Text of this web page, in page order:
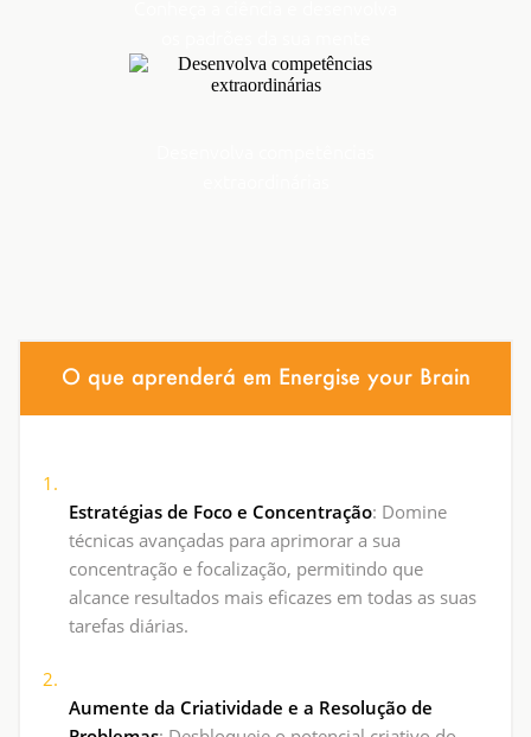
O que aprenderá em Energise your Brain
Estratégias de Foco e Concentração: Domine
técnicas avançadas para aprimorar a sua
concentração e focalização, permitindo que
alcance resultados mais eficazes em todas as suas
tarefas diárias.
Aumente da Criatividade e a Resolução de